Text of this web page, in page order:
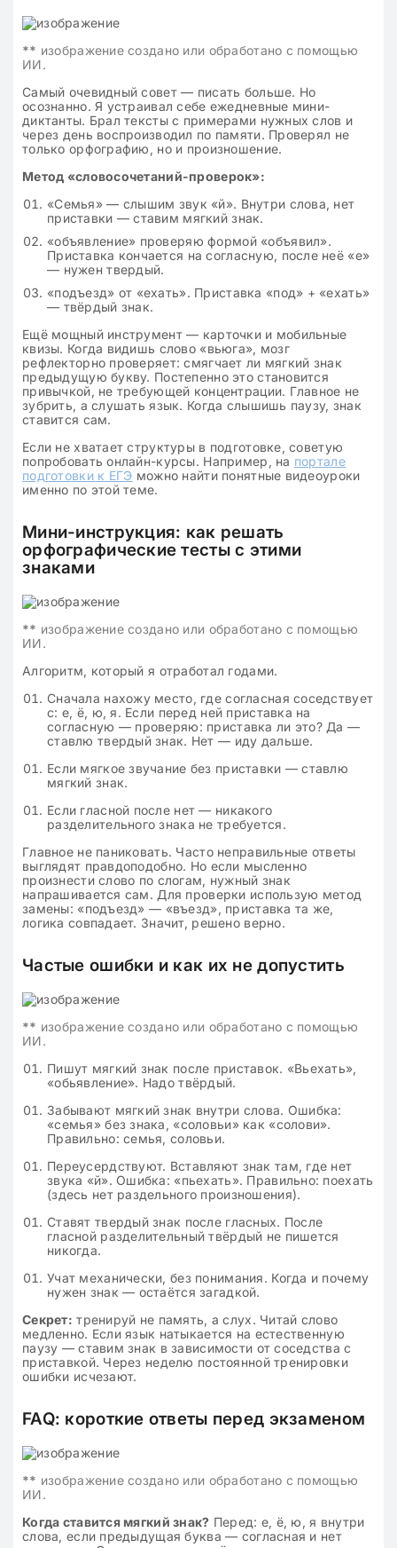
** изображение создано или обработано с помощью
ИИ.
Самый очевидный совет — писать больше. Но
осознанно. Я устраивал себе ежедневные мини-
диктанты. Брал тексты с примерами нужных слов и
через день воспроизводил по памяти. Проверял не
только орфографию, но и произношение.
Метод «словосочетаний-проверок»:
«Семья» — слышим звук «й». Внутри слова, нет
приставки — ставим мягкий знак.
«объявление» проверяю формой «объявил».
Приставка кончается на согласную, после неё «е»
— нужен твердый.
«подъезд» от «ехать». Приставка «под» + «ехать»
— твёрдый знак.
Ещё мощный инструмент — карточки и мобильные
квизы. Когда видишь слово «вьюга», мозг
рефлекторно проверяет: смягчает ли мягкий знак
предыдущую букву. Постепенно это становится
привычкой, не требующей концентрации. Главное не
зубрить, а слушать язык. Когда слышишь паузу, знак
ставится сам.
Если не хватает структуры в подготовке, советую
попробовать онлайн-курсы. Например, на портале
подготовки к ЕГЭ можно найти понятные видеоуроки
именно по этой теме.
Мини-инструкция: как решать
орфографические тесты с этими
знаками
** изображение создано или обработано с помощью
ИИ.
Алгоритм, который я отработал годами.
Сначала нахожу место, где согласная соседствует
с: е, ё, ю, я. Если перед ней приставка на
согласную — проверяю: приставка ли это? Да —
ставлю твердый знак. Нет — иду дальше.
Если мягкое звучание без приставки — ставлю
мягкий знак.
Если гласной после нет — никакого
разделительного знака не требуется.
Главное не паниковать. Часто неправильные ответы
выглядят правдоподобно. Но если мысленно
произнести слово по слогам, нужный знак
напрашивается сам. Для проверки использую метод
замены: «подъезд» — «въезд», приставка та же,
логика совпадает. Значит, решено верно.
Частые ошибки и как их не допустить
** изображение создано или обработано с помощью
ИИ.
Пишут мягкий знак после приставок. «Вьехать»,
«обьявление». Надо твёрдый.
Забывают мягкий знак внутри слова. Ошибка:
«семья» без знака, «соловьи» как «солови».
Правильно: семья, соловьи.
Переусердствуют. Вставляют знак там, где нет
звука «й». Ошибка: «пьехать». Правильно: поехать
(здесь нет раздельного произношения).
Ставят твердый знак после гласных. После
гласной разделительный твёрдый не пишется
никогда.
Учат механически, без понимания. Когда и почему
нужен знак — остаётся загадкой.
Секрет: тренируй не память, а слух. Читай слово
медленно. Если язык натыкается на естественную
паузу — ставим знак в зависимости от соседства с
приставкой. Через неделю постоянной тренировки
ошибки исчезают.
FAQ: короткие ответы перед экзаменом
** изображение создано или обработано с помощью
ИИ.
Когда ставится мягкий знак? Перед: е, ё, ю, я внутри
слова, если предыдущая буква — согласная и нет